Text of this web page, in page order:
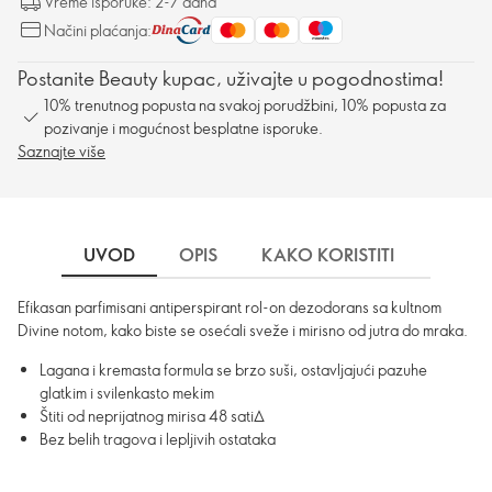
Načini plaćanja:
Postanite Beauty kupac, uživajte u pogodnostima!
10% trenutnog popusta na svakoj porudžbini, 10% popusta za
pozivanje i mogućnost besplatne isporuke.
Saznajte više
UVOD OPIS KAKO KORISTITI
Efikasan parfimisani antiperspirant rol-on dezodorans sa kultnom
Divine notom, kako biste se osećali sveže i mirisno od jutra do mraka.
Lagana i kremasta formula se brzo suši, ostavljajući pazuhe
glatkim i svilenkasto mekim
Štiti od neprijatnog mirisa 48 sati∆
Bez belih tragova i lepljivih ostataka